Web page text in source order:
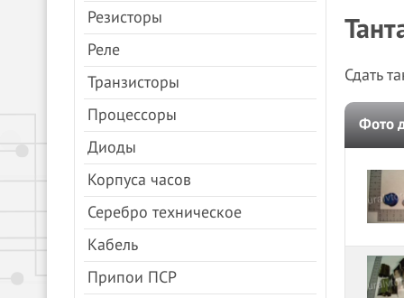
Резисторы
Реле
Транзисторы
Процессоры
Диоды
Корпуса часов
Серебро техническое
Кабель
Припои ПСР
Сдать
Фото